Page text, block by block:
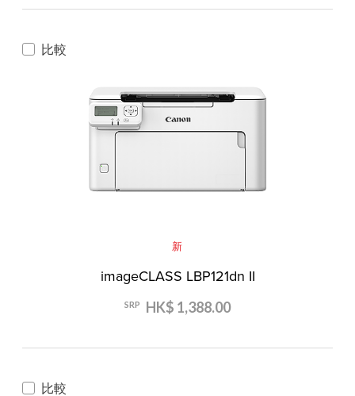
比較
新
imageCLASS LBP121dn II
SRP HK$ 1,388.00
比較